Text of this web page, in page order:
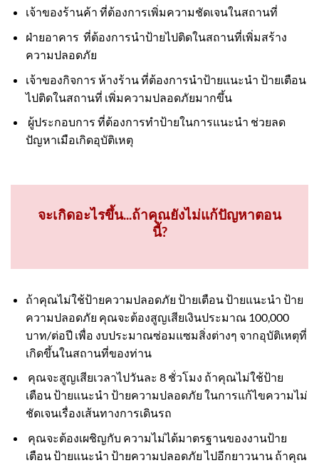
เจ้าของร้านค้า ที่ต้องการเพิ่มความชัดเจนในสถานที่
ฝ่ายอาคาร ที่ต้องการนำป้ายไปติดในสถานที่เพิ่มสร้าง
ความปลอดภัย
เจ้าของกิจการ ห้างร้าน ที่ต้องการนำป้ายแนะนำ ป้ายเตือน
ไปติดในสถานที่ เพิ่มความปลอดภัยมากขึ้น
ผู้ประกอบการ ที่ต้องการทำป้ายในการแนะนำ ช่วยลด
ปัญหาเมือเกิดอุบัติเหตุ
จะเกิดอะไรขึ้น...ถ้าคุณยังไม่แก้ปัญหาตอน
นี้?
ถ้าคุณไม่ใช้ป้ายความปลอดภัย ป้ายเตือน ป้ายแนะนำ ป้าย
ความปลอดภัย คุณจะต้องสูญเสียเงินประมาณ 100,000
บาท/ต่อปี เพื่อ งบประมาณซ่อมแซมสิ่งต่างๆ จากอุบัติเหตุที่
เกิดขึ้นในสถานที่ของท่าน
คุณจะสูญเสียเวลาไปวันละ 8 ชั่วโมง ถ้าคุณไม่ใช้ป้าย
เตือน ป้ายแนะนำ ป้ายความปลอดภัย ในการแก้ไขความไม่
ชัดเจนเรื่องเส้นทางการเดินรถ
คุณจะต้องเผชิญกับ ความไม่ได้มาตรฐานของงานป้าย
เตือน ป้ายแนะนำ ป้ายความปลอดภัย ไปอีกยาวนาน ถ้าคุณ